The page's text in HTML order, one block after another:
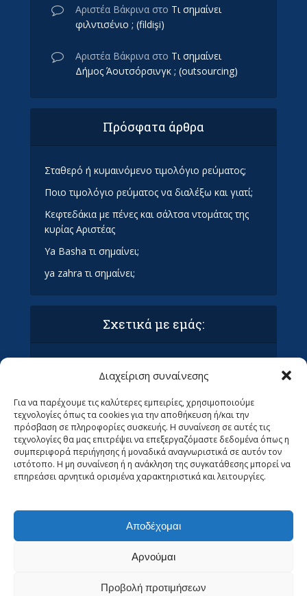
Διαχείριση συναίνεσης
Για να παρέχουμε τις καλύτερες εμπειρίες, χρησιμοποιούμε
τεχνολογίες όπως τα cookies για την αποθήκευση ή/και την
πρόσβαση σε πληροφορίες συσκευής. Η συναίνεση σε αυτές τις
τεχνολογίες θα μας επιτρέψει να επεξεργαζόμαστε δεδομένα όπως η
συμπεριφορά περιήγησης ή μοναδικά αναγνωριστικά σε αυτόν τον
ιστότοπο. Η μη συναίνεση ή η ανάκληση της συγκατάθεσης μπορεί να
επηρεάσει αρνητικά ορισμένα χαρακτηριστικά και λειτουργίες.
Αποδέχομαι
Αρνούμαι
Προβολή προτιμήσεων
Αριστέα Βάκρινα στο Τι σημαίνει
φιλντισένιο ; (fildişi)
Αριστέα Βάκρινα στο Τι σημαίνει
Δήμος Άουτσόρσινγκ ; (outsourcing)
Πρόσφατα άρθρα
Σταθερό ή κυμαινόμενο τιμολόγιο ρεύματος;
Ποιο τιμολόγιο ρεύματος να διαλέξω και γιατί;
Κεφτεδάκια με πένες και σάλτσα ντομάτας της
κυρίας Αριστέας
Ya Basha τι σημαίνει;
ya zahra τι σημαίνει;
Σχετικά με εμάς:
Πολιτική απορρήτου & συμμόρφωση GDPR
Ανεβάστε το άρθρο σας στα Οράματα (ΜΌΝΟ
ΓΙΑ ΣΥΝΤΆΚΤΕΣ)
Ψάχνουμε Αρθρογράφους